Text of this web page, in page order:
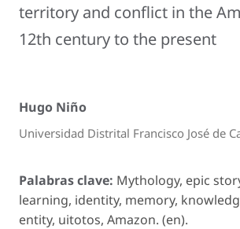
territory and conflict in the
12th century to the present
Hugo Niño
Universidad Distrital Francisco José de
Palabras clave: Mythology, epic
learning, identity, memory,
entity, uitotos, Amazon. (en).